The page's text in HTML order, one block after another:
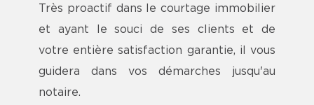
Très proactif dans le courtage immobilier
et ayant le souci de ses clients et de
votre entière satisfaction garantie, il vous
guidera dans vos démarches jusqu'au
notaire.